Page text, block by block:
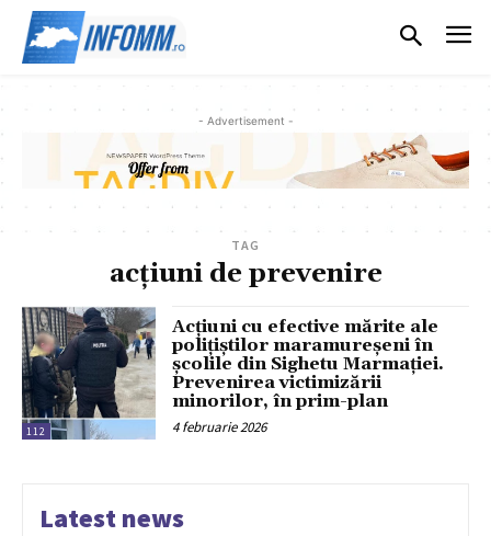
- Advertisement -
TAG
acțiuni de prevenire
112
Acțiuni cu efective mărite ale
polițiștilor maramureșeni în
școlile din Sighetu Marmației.
Prevenirea victimizării
minorilor, în prim-plan
4 februarie 2026
Latest news